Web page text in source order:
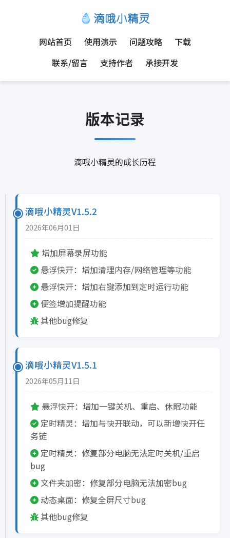
网站首页 使用演示 问题攻略
下载
联系/留言
支持作者 承接开发
版本记录
滴哦小精灵的成长历程
滴哦小精灵V1.5.2
2026年06月01日
增加屏幕录屏功能
悬浮快开：增加清理内存/网络管理等功能
悬浮快开：增加右键添加到定时运行功能
便签增加提醒功能
其他bug修复
滴哦小精灵V1.5.1
2026年05月11日
悬浮快开：增加一键关机、重启、休眠功能
定时精灵：增加与快开联动，可以新增快开任
务链
定时精灵：修复部分电脑无法定时关机/重启
bug
文件夹加密：修复部分电脑无法加密bug
动态桌面：修复全屏尺寸bug
其他bug修复